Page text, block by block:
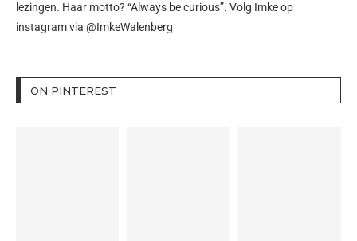
lezingen. Haar motto? “Always be curious”. Volg Imke op
instagram via @ImkeWalenberg
ON PINTEREST